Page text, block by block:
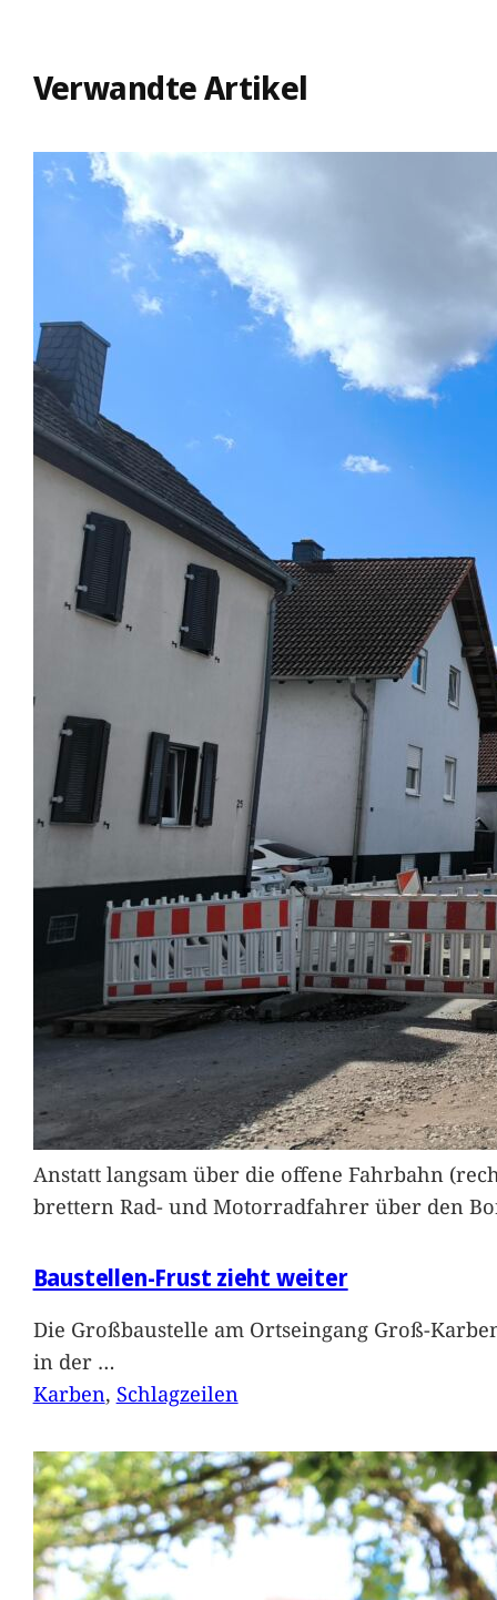
Verwandte Artikel
Anstatt langsam über die offene Fahrbahn
brettern Rad- und Motorradfahrer über den
Baustellen-Frust zieht weiter
Die Großbaustelle am Ortseingang Groß-
in der …
Karben, Schlagzeilen